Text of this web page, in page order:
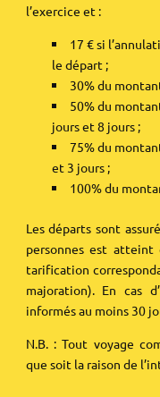
l’exercice et :
17 € si
le départ ;
30% du
50% du
jours et 8 jours ;
75% du
et 3 jours ;
100% du
Les départs sont
personnes est
tarification
majoration). En cas
informés au moins 30
N.B. : Tout voyage
que soit la raison de